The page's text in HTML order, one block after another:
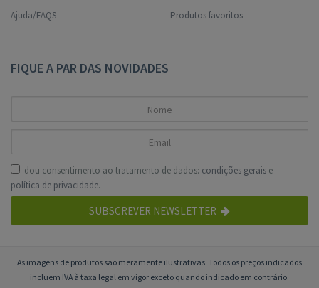
Ajuda/FAQS
Produtos favoritos
FIQUE A PAR DAS NOVIDADES
dou consentimento ao tratamento de dados: condições gerais e
política de privacidade.
SUBSCREVER NEWSLETTER
As imagens de produtos são meramente ilustrativas. Todos os preços indicados
incluem IVA à taxa legal em vigor exceto quando indicado em contrário.